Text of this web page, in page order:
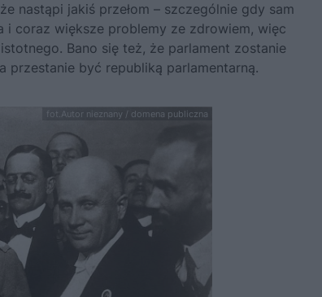
nastąpi jakiś przełom – szczególnie gdy sam
i coraz większe problemy ze zdrowiem, więc
Bano się też, że parlament zostanie
przestanie być republiką parlamentarną.
fot.Autor nieznany / domena publiczna